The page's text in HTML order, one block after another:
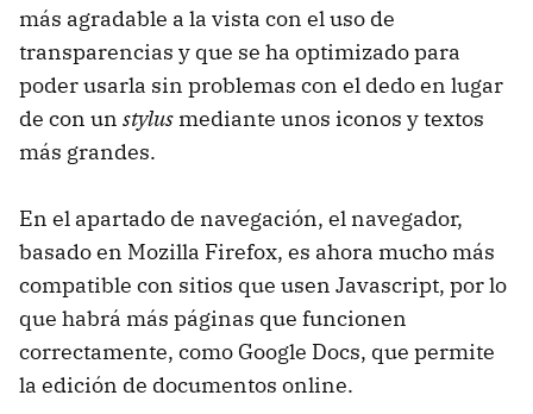
más agradable a la vista con el uso de
transparencias y que se ha optimizado para
poder usarla sin problemas con el dedo en lugar
de con un stylus mediante unos iconos y textos
más grandes.
En el apartado de navegación, el navegador,
basado en Mozilla Firefox, es ahora mucho más
compatible con sitios que usen Javascript, por lo
que habrá más páginas que funcionen
correctamente, como Google Docs, que permite
la edición de documentos online.